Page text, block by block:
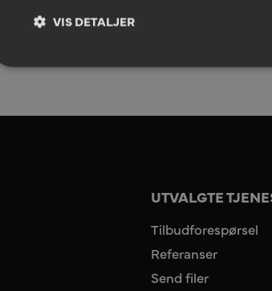
UTVALGTE
Tilbudforespørsel
Referanser
Send filer
VIS DETALJER